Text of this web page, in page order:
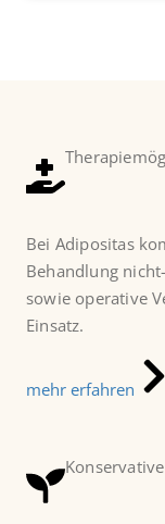
Bei Adipositas
Behandlung
sowie operative
Einsatz.
mehr erfahren